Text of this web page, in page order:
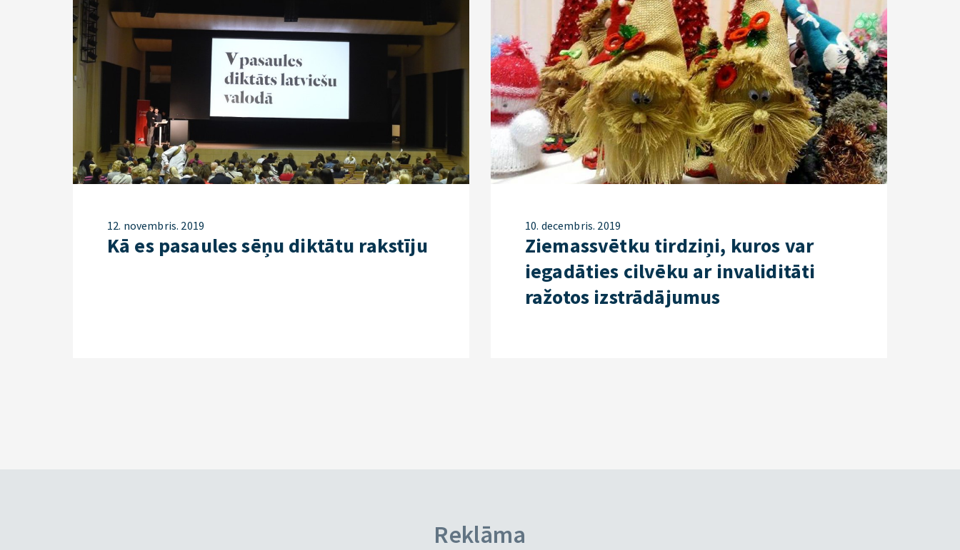
12. novembris. 2019
Kā es pasaules sēņu diktātu rakstīju
10. decembris. 2019
Ziemassvētku tirdziņi, kuros var
iegadāties cilvēku ar invaliditāti
ražotos izstrādājumus
Reklāma